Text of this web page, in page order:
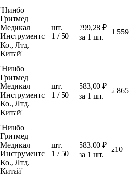
'Нинбо
Гритмед
Медикал
Инструментс
Ко., Лтд.
Китай'
шт.
1 / 50
799,28 ₽
за 1 шт.
1 559
'Нинбо
Гритмед
Медикал
Инструментс
Ко., Лтд.
Китай'
шт.
1 / 50
583,00 ₽
за 1 шт.
2 865
'Нинбо
Гритмед
Медикал
Инструментс
Ко., Лтд.
Китай'
шт.
1 / 50
583,00 ₽
за 1 шт.
210